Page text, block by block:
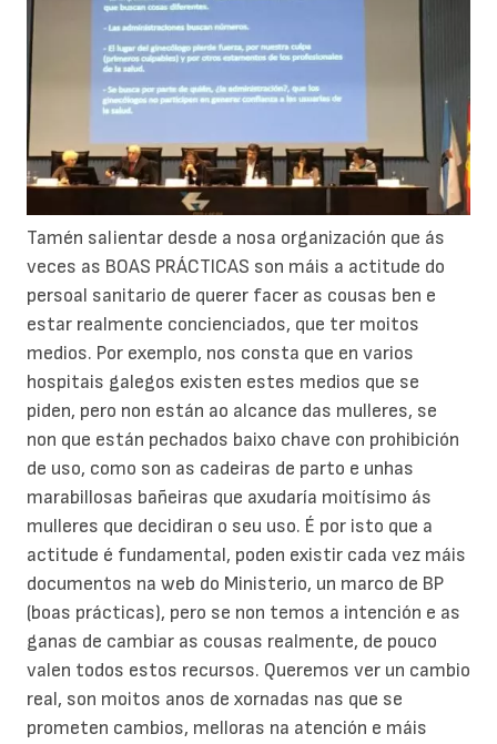
Tamén salientar desde a nosa organización que ás
veces as BOAS PRÁCTICAS son máis a actitude do
persoal sanitario de querer facer as cousas ben e
estar realmente concienciados, que ter moitos
medios. Por exemplo, nos consta que en varios
hospitais galegos existen estes medios que se
piden, pero non están ao alcance das mulleres, se
non que están pechados baixo chave con prohibición
de uso, como son as cadeiras de parto e unhas
marabillosas bañeiras que axudaría moitísimo ás
mulleres que decidiran o seu uso. É por isto que a
actitude é fundamental, poden existir cada vez máis
documentos na web do Ministerio, un marco de BP
(boas prácticas), pero se non temos a intención e as
ganas de cambiar as cousas realmente, de pouco
valen todos estos recursos. Queremos ver un cambio
real, son moitos anos de xornadas nas que se
prometen cambios, melloras na atención e máis